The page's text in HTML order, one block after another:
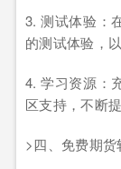
3. 测试体验：
的测试体验，
4. 学习资源：
区支持，不断
>四、免费期